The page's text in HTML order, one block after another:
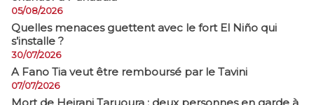
05/08/2026
Quelles menaces guettent avec le fort El Niño qui
s’installe ?
30/07/2026
A Fano Tia veut être remboursé par le Tavini
07/07/2026